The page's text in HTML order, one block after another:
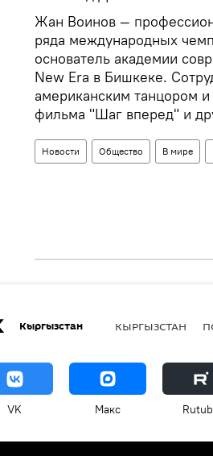
Жан Воинов —
ряда международных
основатель академии
New Era в Бишкеке.
американским танцором
фильма "Шаг вперед" и
Новости Общество В мире
Кыргызстан КЫРГЫЗСТАН
VK Макс